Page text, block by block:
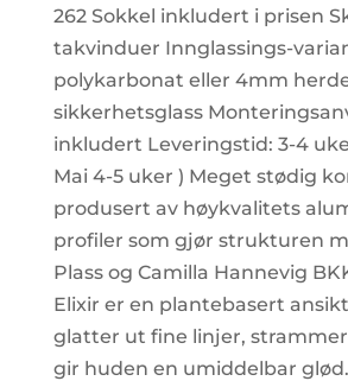
262 Sokkel inkludert i prisen
takvinduer Innglassings-
polykarbonat eller 4mm
sikkerhetsglass
inkludert Leveringstid: 3-4
Mai 4-5 uker ) Meget stødig
produsert av høykvalitets
profiler som gjør strukturen
Plass og Camilla Hannevig
Elixir er en plantebasert
glatter ut fine linjer,
gir huden en umiddelbar glød.